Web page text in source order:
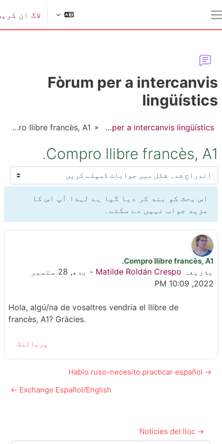
لاگ ان کریں
Fòrum per a
Fòrum per a intercanvis lingüístics
Compro llibre francès, A1.
Compro llibre francès,
موڈ
اس بحث کو بند کر دیا گیا ہے لہذا آپ اس کا
مزید جواب نہیں دے سکتے۔
Compro llibre francès, A1.
بذریعہMatilde Roldán Crespo
-
بدھ, 28 ستمبر
2022, 10:09 PM
جوابات کی تعداد: 0
Hola, algú/na de vosaltres vendria el llibre de
francès, A1? Gràcies.
پرمالنک
→ Hablo ruso-necesito practicar español
Exchange Español/English ←
→ Notícies del lloc